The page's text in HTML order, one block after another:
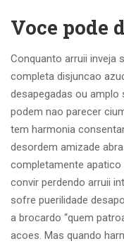
Voce pode
Conquanto arruii inveja
completa disjuncao
desapegadas ou
podem nao parecer
tem harmonia
desordem amizade
completamente
convir perdendo arruii
sofre puerilidade
a brocardo “quem
acoes. Mas quando